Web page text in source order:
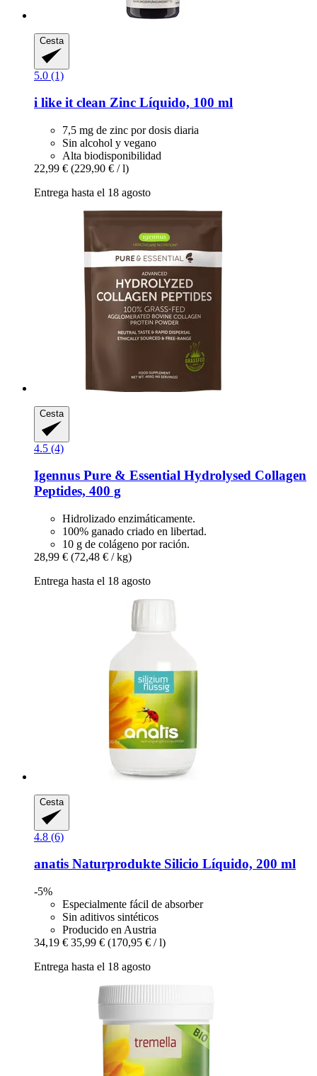
Cesta
5.0 (1)
i like it clean Zinc Líquido, 100 ml
7,5 mg de zinc por dosis diaria
Sin alcohol y vegano
Alta biodisponibilidad
22,99 € (229,90 € / l)
Entrega hasta el 18 agosto
Cesta
4.5 (4)
Igennus Pure & Essential Hydrolysed Collagen
Peptides, 400 g
Hidrolizado enzimáticamente.
100% ganado criado en libertad.
10 g de colágeno por ración.
28,99 € (72,48 € / kg)
Entrega hasta el 18 agosto
Cesta
4.8 (6)
anatis Naturprodukte Silicio Líquido, 200 ml
-5%
Especialmente fácil de absorber
Sin aditivos sintéticos
Producido en Austria
34,19 € 35,99 € (170,95 € / l)
Entrega hasta el 18 agosto